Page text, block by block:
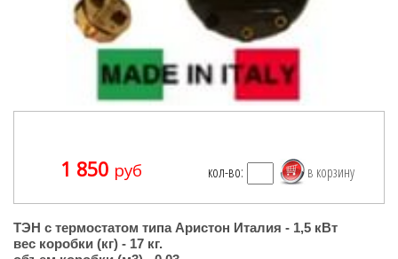
1 850 руб кол-во:
ТЭН с термостатом типа Аристон Италия - 1,5 кВт
вес коробки (кг) - 17 кг.